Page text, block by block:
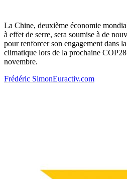
La Chine, deuxième économie
à effet de serre, sera soumise à de
pour renforcer son engagement dans
climatique lors de la prochaine
novembre.
Frédéric SimonEuractiv.com